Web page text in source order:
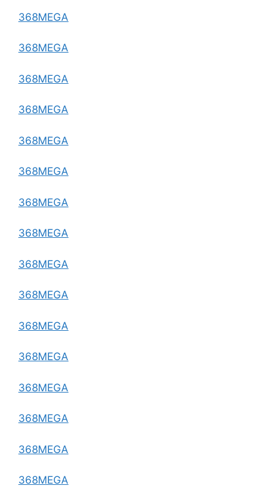
368MEGA
368MEGA
368MEGA
368MEGA
368MEGA
368MEGA
368MEGA
368MEGA
368MEGA
368MEGA
368MEGA
368MEGA
368MEGA
368MEGA
368MEGA
368MEGA